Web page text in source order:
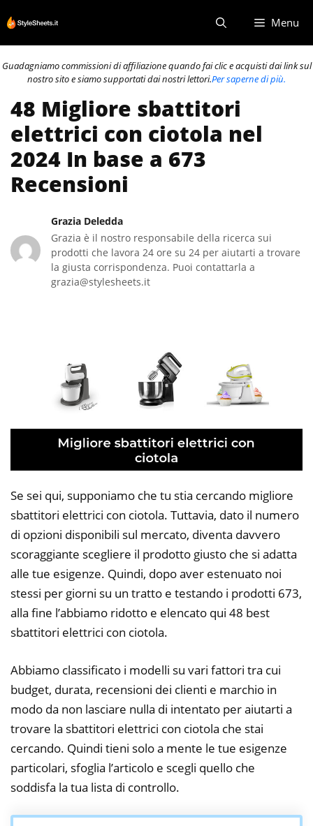
al
contenuto
Menu
Guadagniamo commissioni di affiliazione quando fai clic e acquisti dai link sul
nostro sito e siamo supportati dai nostri lettori.Per saperne di più.
48 Migliore sbattitori
elettrici con ciotola nel
2024 In base a 673
Recensioni
Grazia Deledda
Grazia è il nostro responsabile della ricerca sui
prodotti che lavora 24 ore su 24 per aiutarti a trovare
la giusta corrispondenza. Puoi contattarla a
grazia@stylesheets.it
Se sei qui, supponiamo che tu stia cercando migliore
sbattitori elettrici con ciotola. Tuttavia, dato il numero
di opzioni disponibili sul mercato, diventa davvero
scoraggiante scegliere il prodotto giusto che si adatta
alle tue esigenze. Quindi, dopo aver estenuato noi
stessi per giorni su un tratto e testando i prodotti 673,
alla fine l’abbiamo ridotto e elencato qui 48 best
sbattitori elettrici con ciotola.
Abbiamo classificato i modelli su vari fattori tra cui
budget, durata, recensioni dei clienti e marchio in
modo da non lasciare nulla di intentato per aiutarti a
trovare la sbattitori elettrici con ciotola che stai
cercando. Quindi tieni solo a mente le tue esigenze
particolari, sfoglia l’articolo e scegli quello che
soddisfa la tua lista di controllo.